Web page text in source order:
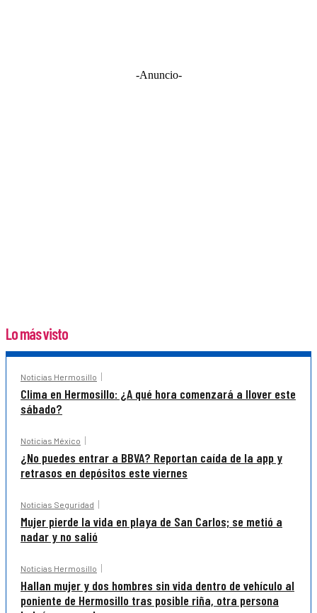
-Anuncio-
Lo más visto
Noticias Hermosillo
Clima en Hermosillo: ¿A qué hora comenzará a llover este
sábado?
Noticias México
¿No puedes entrar a BBVA? Reportan caída de la app y
retrasos en depósitos este viernes
Noticias Seguridad
Mujer pierde la vida en playa de San Carlos; se metió a
nadar y no salió
Noticias Hermosillo
Hallan mujer y dos hombres sin vida dentro de vehículo al
poniente de Hermosillo tras posible riña, otra persona